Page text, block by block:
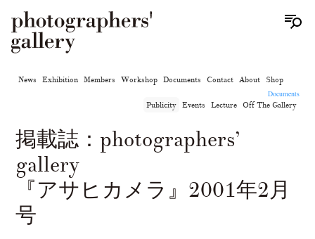
News Exhibition Members Workshop Documents Contact About
Shop
Documents
Publicity Events Lecture Off The Gallery
掲載誌：photographers’
gallery
『アサヒカメラ』2001年2月
号